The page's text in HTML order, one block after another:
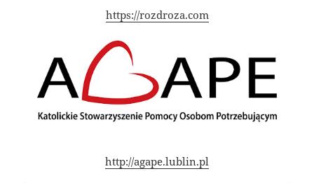
https://rozdroza.com
http://agape.lublin.pl